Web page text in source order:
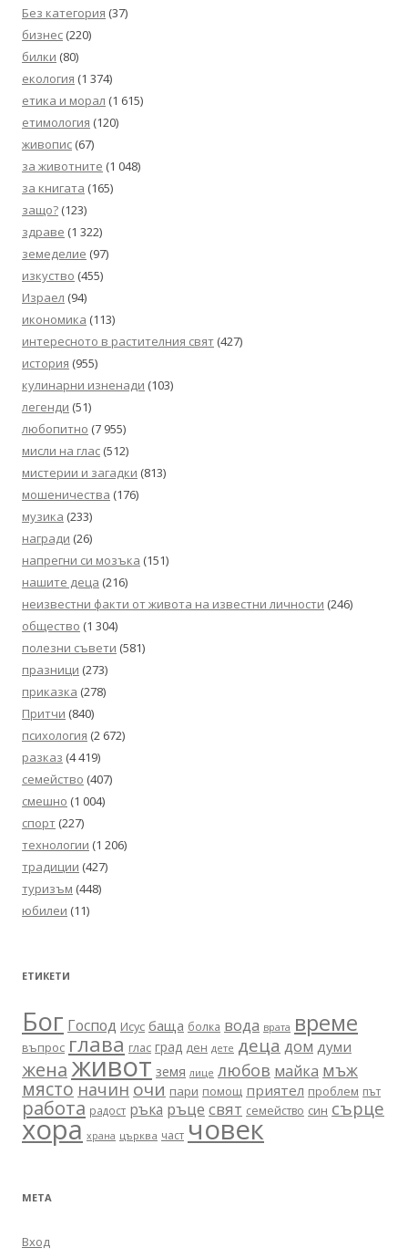
Без категория (37)
бизнес (220)
билки (80)
екология (1 374)
етика и морал (1 615)
етимология (120)
живопис (67)
за животните (1 048)
за книгата (165)
защо? (123)
здраве (1 322)
земеделие (97)
изкуство (455)
Израел (94)
икономика (113)
интересното в растителния свят (427)
история (955)
кулинарни изненади (103)
легенди (51)
любопитно (7 955)
мисли на глас (512)
мистерии и загадки (813)
мошеничества (176)
музика (233)
награди (26)
напрегни си мозъка (151)
нашите деца (216)
неизвестни факти от живота на известни личности (246)
общество (1 304)
полезни съвети (581)
празници (273)
приказка (278)
Притчи (840)
психология (2 672)
разказ (4 419)
семейство (407)
смешно (1 004)
спорт (227)
технологии (1 206)
традиции (427)
туризъм (448)
юбилеи (11)
ЕТИКЕТИ
Бог Господ Исус баща болка вода врата време
въпрос глава глас град ден дете деца дом думи
женаживот земя лице любов майка мъж
място начин очи пари помощ приятел проблем път
работа радост ръка ръце свят семейство син сърце
хора храна църква част човек
МЕТА
Вход